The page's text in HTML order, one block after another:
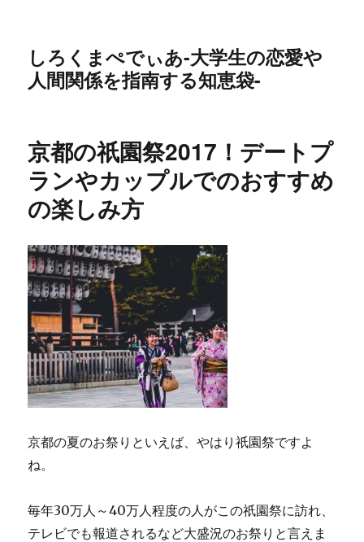
しろくまぺでぃあ-大学生の恋愛や
人間関係を指南する知恵袋-
京都の祇園祭2017！デートプ
ランやカップルでのおすすめ
の楽しみ方
京都の夏のお祭りといえば、やはり祇園祭ですよ
ね。
毎年30万人～40万人程度の人がこの祇園祭に訪れ、
テレビでも報道されるなど大盛況のお祭りと言えま